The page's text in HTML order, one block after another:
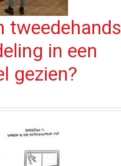
tweedehands
in een
gezien?